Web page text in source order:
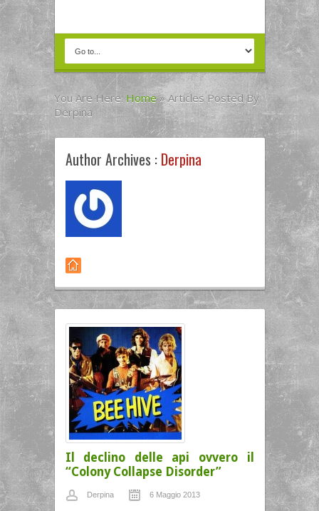
You Are Here: Home » Articles Posted By
Derpina
Author Archives : Derpina
Il declino delle api ovvero il
“Colony Collapse Disorder”
Derpina 6 Maggio 2013